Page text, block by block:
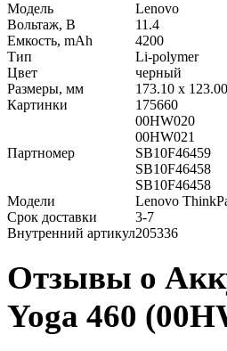
Модель
Lenovo
Вольтаж, В
11.4
Емкость, mAh
4200
Тип
Li-polymer
Цвет
черный
Размеры, мм
173.10 x
Картинки
175660
Партномер
00HW020
00HW021
SB10F46459
SB10F46458
SB10F46458
Модели
Lenovo
Срок доставки
3-7
Внутренний артикул205336
Отзывы о
Yoga 460